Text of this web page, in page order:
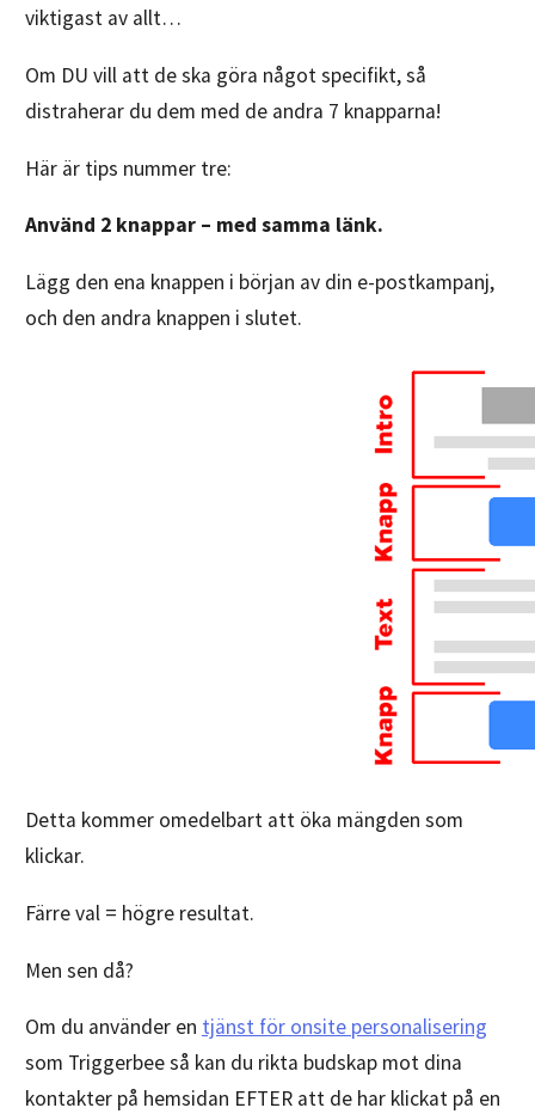
viktigast av allt…
Om DU vill att de ska göra något specifikt, så
distraherar du dem med de andra 7 knapparna!
Här är tips nummer tre:
Använd 2 knappar – med samma länk.
Lägg den ena knappen i början av din e-postkampanj,
och den andra knappen i slutet.
Detta kommer omedelbart att öka mängden som
klickar.
Färre val = högre resultat.
Men sen då?
Om du använder en tjänst för onsite personalisering
som Triggerbee så kan du rikta budskap mot dina
kontakter på hemsidan EFTER att de har klickat på en